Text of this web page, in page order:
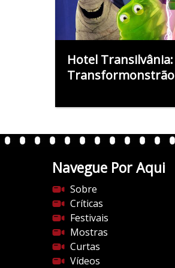
Hotel Transilvânia:
Transformonstrão
Navegue Por Aqui
Sobre
Críticas
Festivais
Mostras
Curtas
Vídeos